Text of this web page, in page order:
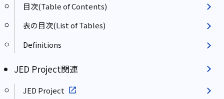
目次(Table of Contents)
表の目次(List of Tables)
Definitions
JED Project関連
JED Project